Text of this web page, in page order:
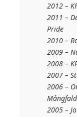
2012 –
2011 –
Pride
2010 –
2009 –
2008 –
2007 –
2006 –
2005 –